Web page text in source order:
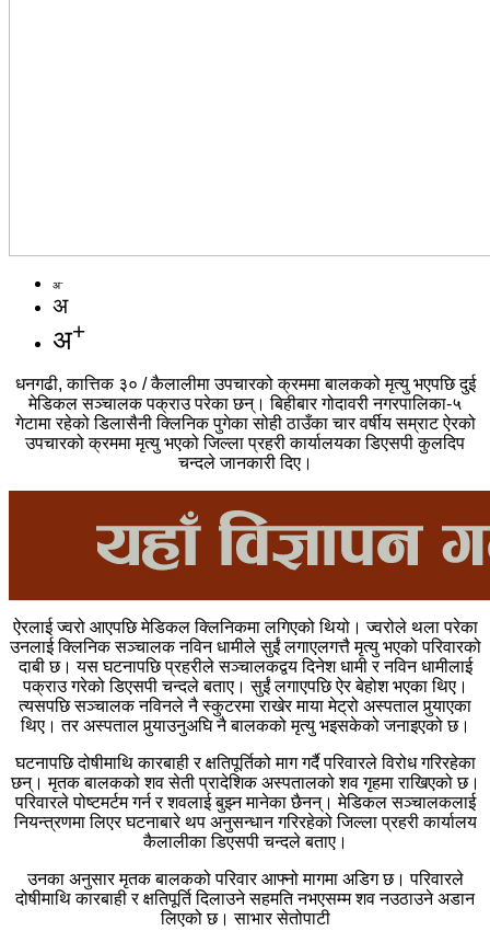
अ-
अ
अ+
धनगढी, कात्तिक ३० / कैलालीमा उपचारको क्रममा बालकको मृत्यु भएपछि दुई
मेडिकल सञ्चालक पक्राउ परेका छन‍्। बिहीबार गोदावरी नगरपालिका-५
गेटामा रहेको डिलासैनी क्लिनिक पुगेका सोही ठाउँका चार वर्षीय सम्राट ऐरको
उपचारको क्रममा मृत्यु भएको जिल्ला प्रहरी कार्यालयका डिएसपी कुलदिप
चन्दले जानकारी दिए।
ऐरलाई ज्वरो आएपछि मेडिकल क्लिनिकमा लगिएको थियो। ज्वरोले थला परेका
उनलाई क्लिनिक सञ्चालक नविन धामीले सुईं लगाएलगत्तै मृत्यु भएको परिवारको
दाबी छ। यस घटनापछि प्रहरीले सञ्चालकद्वय दिनेश धामी र नविन धामीलाई
पक्राउ गरेको डिएसपी चन्दले बताए। सुईं लगाएपछि ऐर बेहोश भएका थिए।
त्यसपछि सञ्चालक नविनले नै स्कुटरमा राखेर माया मेट्रो अस्पताल पुर्‍याएका
थिए। तर अस्पताल पुर्‍याउनुअघि नै बालकको मृत्यु भइसकेको जनाइएको छ।
घटनापछि दोषीमाथि कारबाही र क्षतिपूर्तिको माग गर्दै परिवारले विरोध गरिरहेका
छन्। मृतक बालकको शव सेती प्रादेशिक अस्पतालको शव गृहमा राखिएको छ।
परिवारले पोष्टमर्टम गर्न र शवलाई बुझ्न मानेका छैनन्। मेडिकल सञ्चालकलाई
नियन्त्रणमा लिएर घटनाबारे थप अनुसन्धान गरिरहेको जिल्ला प्रहरी कार्यालय
कैलालीका डिएसपी चन्दले बताए।
उनका अनुसार मृतक बालकको परिवार आफ्नो मागमा अडिग छ। परिवारले
दोषीमाथि कारबाही र क्षतिपूर्ति दिलाउने सहमति नभएसम्म शव नउठाउने अडान
लिएको छ। साभार सेतोपाटी